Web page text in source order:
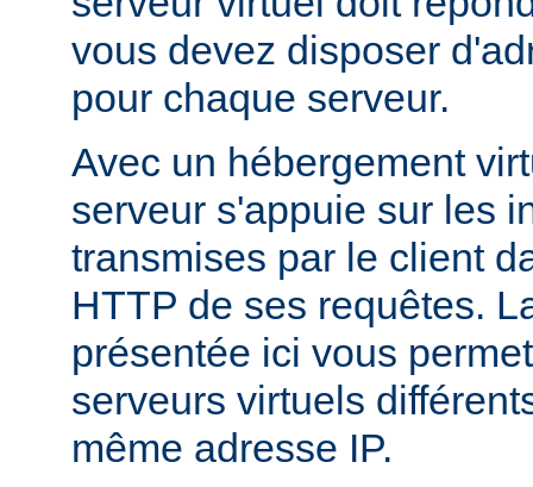
vous devez disposer
pour chaque serveur.
Avec un hébergement
serveur s'appuie sur les
transmises par le client
HTTP de ses requêtes.
présentée ici vous
serveurs virtuels
même adresse IP.